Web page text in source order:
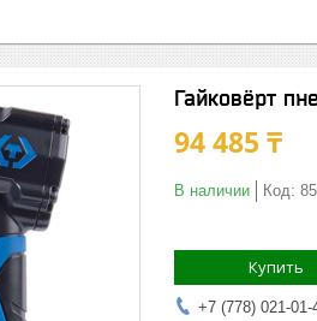
Гайковёрт
94 485 ₸
В наличии Код:
Купить
+7 (778) 021-01-